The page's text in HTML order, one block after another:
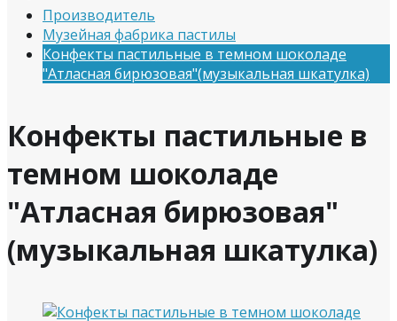
Производитель
Музейная фабрика пастилы
Конфекты пастильные в темном шоколаде
"Атласная бирюзовая"(музыкальная шкатулка)
Конфекты пастильные в
темном шоколаде
"Атласная бирюзовая"
(музыкальная шкатулка)